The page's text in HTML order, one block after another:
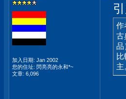
加入日期: Jan 2002
您的住址: 閃亮亮的永和*~
文章: 6,096
作
古
品
主